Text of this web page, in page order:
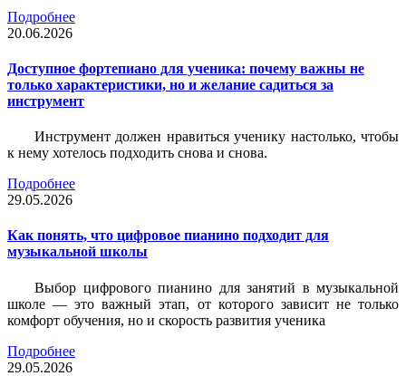
Подробнее
20.06.2026
Доступное фортепиано для ученика: почему важны не
только характеристики, но и желание садиться за
инструмент
Инструмент должен нравиться ученику настолько, чтобы
к нему хотелось подходить снова и снова.
Подробнее
29.05.2026
Как понять, что цифровое пианино подходит для
музыкальной школы
Выбор цифрового пианино для занятий в музыкальной
школе — это важный этап, от которого зависит не только
комфорт обучения, но и скорость развития ученика
Подробнее
29.05.2026